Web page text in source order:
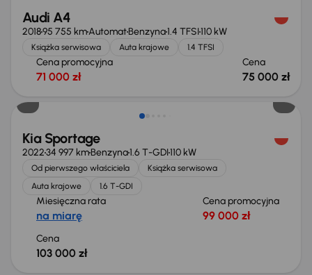
Audi A4
201895 755 kmAutomatBenzyna1.4 TFSI110 kW
Książka serwisowa Auta krajowe 1.4 TFSI
Cena promocyjna
71 000 zł
Cena
75 000 zł
Kia Sportage
202234 997 kmBenzyna1.6 T-GDI110 kW
Od pierwszego właściciela
Książka serwisowa
Auta krajowe
1.6 T-GDI
Miesięczna rata
na miarę
Cena promocyjna
99 000 zł
Cena
103 000 zł